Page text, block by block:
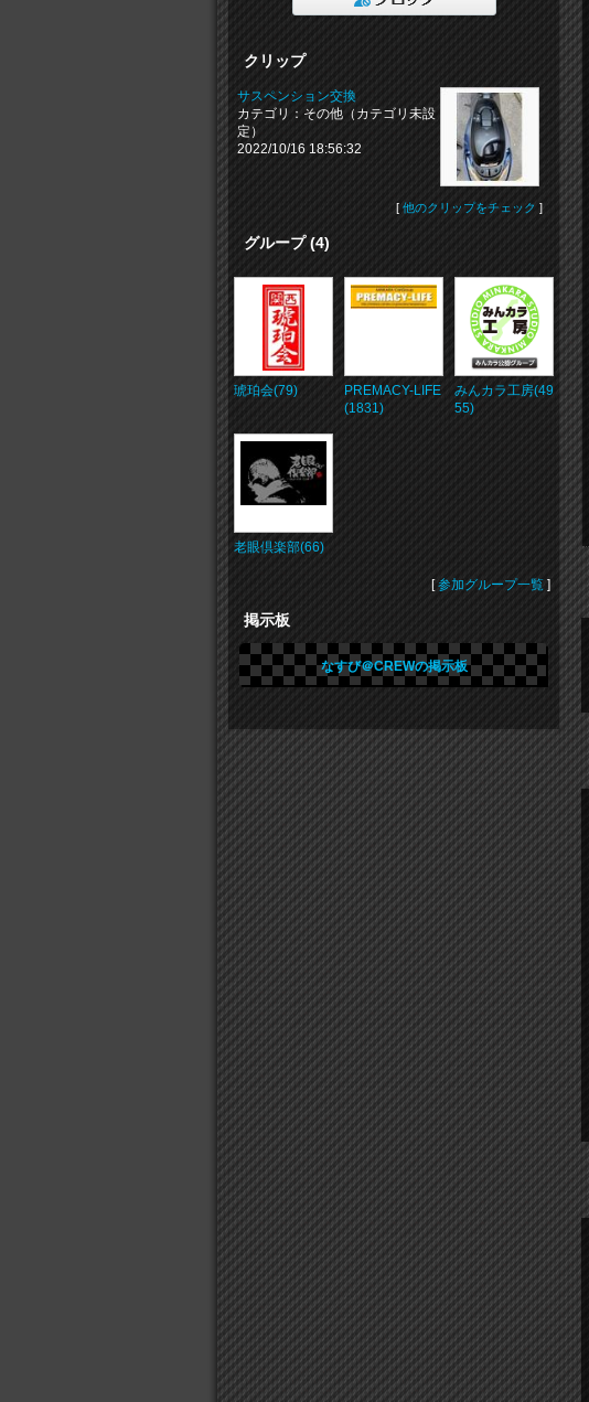
クリップ
サスペンション交換
カテゴリ：その他（カテゴリ未設
定）
2022/10/16 18:56:32
[ 他のクリップをチェック ]
グループ (4)
琥珀会(79)
PREMACY-LIFE
(1831)
みんカラ工房(49
55)
老眼倶楽部(66)
[参加グループ一覧 ]
掲示板
なすび＠CREWの掲示板